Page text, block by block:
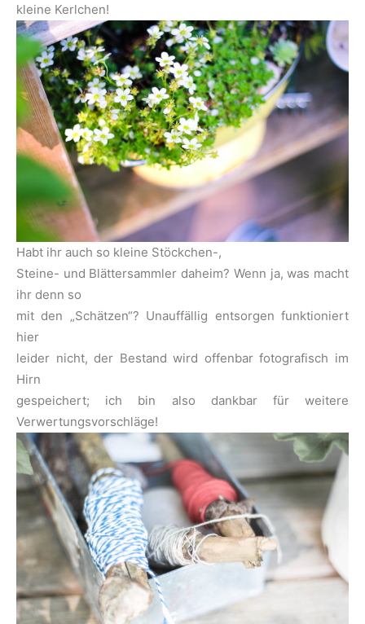
kleine Kerlchen!
Habt ihr auch so kleine Stöckchen-,
Steine- und Blättersammler daheim? Wenn ja, was macht
ihr denn so
mit den „Schätzen“? Unauffällig entsorgen funktioniert
hier
leider nicht, der Bestand wird offenbar fotografisch im
Hirn
gespeichert; ich bin also dankbar für weitere
Verwertungsvorschläge!